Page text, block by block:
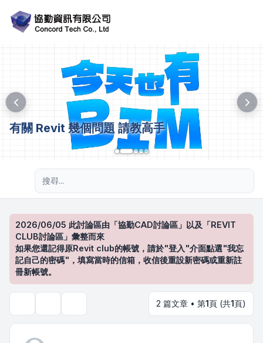
有關 Revit 幾個問題 請教高手
2026/06/05 此討論區由「協勤CAD討論區」以及「REVIT
CLUB討論區」彙整而來
如果您還記得原Revit club的帳號，請於"登入"介面點選"我忘
記自己的密碼"，填寫當時的信箱，收信後重設新密碼或重新註
冊新帳號。
2 篇文章 • 第1頁 (共1頁)